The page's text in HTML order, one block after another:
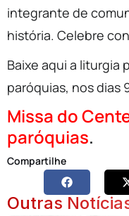
integrante de
história. Celebre
Baixe aqui a liturgia
paróquias, nos dias
Missa do
paróquias.
Compartilhe
Outras